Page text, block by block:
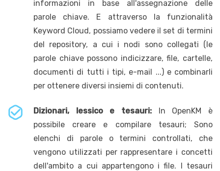
informazioni in base all'assegnazione delle
parole chiave. E attraverso la funzionalità
Keyword Cloud, possiamo vedere il set di termini
del repository, a cui i nodi sono collegati (le
parole chiave possono indicizzare, file, cartelle,
documenti di tutti i tipi, e-mail ...) e combinarli
per ottenere diversi insiemi di contenuti.
Dizionari, lessico e tesauri: In OpenKM è
possibile creare e compilare tesauri; Sono
elenchi di parole o termini controllati, che
vengono utilizzati per rappresentare i concetti
dell'ambito a cui appartengono i file. I tesauri